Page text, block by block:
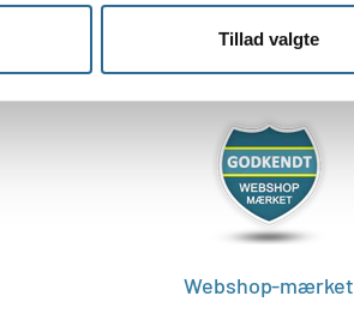
Tillad valgte
Webshop-mærket